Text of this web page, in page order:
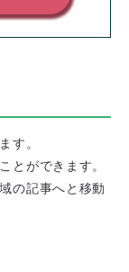
す。
とができます。
の記事へと移動